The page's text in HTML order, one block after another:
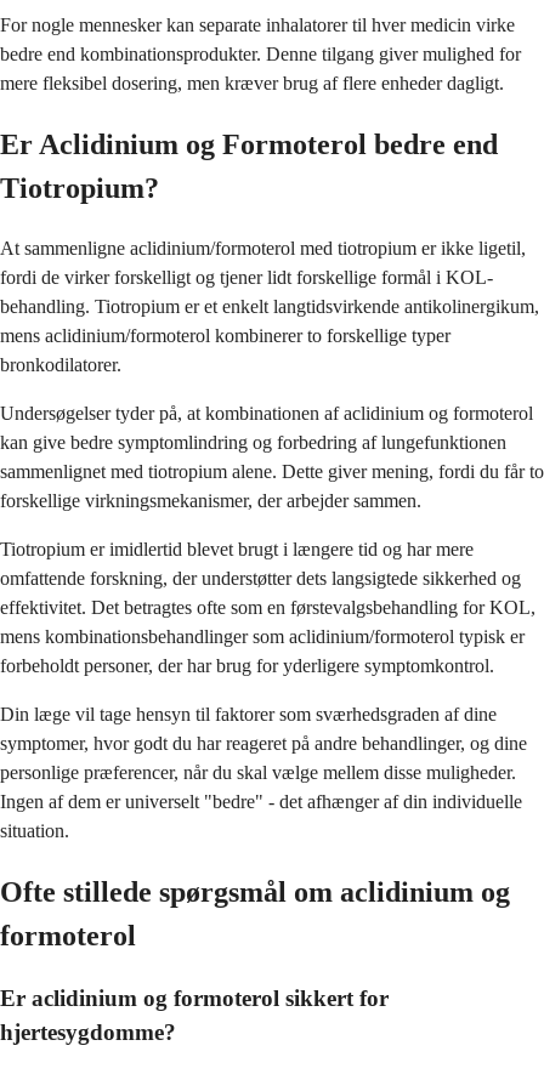
For nogle mennesker kan separate inhalatorer til hver medicin virke
bedre end kombinationsprodukter. Denne tilgang giver mulighed for
mere fleksibel dosering, men kræver brug af flere enheder dagligt.
Er Aclidinium og Formoterol bedre end
Tiotropium?
At sammenligne aclidinium/formoterol med tiotropium er ikke ligetil,
fordi de virker forskelligt og tjener lidt forskellige formål i KOL-
behandling. Tiotropium er et enkelt langtidsvirkende antikolinergikum,
mens aclidinium/formoterol kombinerer to forskellige typer
bronkodilatorer.
Undersøgelser tyder på, at kombinationen af aclidinium og formoterol
kan give bedre symptomlindring og forbedring af lungefunktionen
sammenlignet med tiotropium alene. Dette giver mening, fordi du får to
forskellige virkningsmekanismer, der arbejder sammen.
Tiotropium er imidlertid blevet brugt i længere tid og har mere
omfattende forskning, der understøtter dets langsigtede sikkerhed og
effektivitet. Det betragtes ofte som en førstevalgsbehandling for KOL,
mens kombinationsbehandlinger som aclidinium/formoterol typisk er
forbeholdt personer, der har brug for yderligere symptomkontrol.
Din læge vil tage hensyn til faktorer som sværhedsgraden af dine
symptomer, hvor godt du har reageret på andre behandlinger, og dine
personlige præferencer, når du skal vælge mellem disse muligheder.
Ingen af dem er universelt "bedre" - det afhænger af din individuelle
situation.
Ofte stillede spørgsmål om aclidinium og
formoterol
Er aclidinium og formoterol sikkert for
hjertesygdomme?